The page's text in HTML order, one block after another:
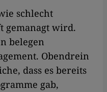
schlecht
gemanagt wird.
belegen
Obendrein
dass es bereits
gab,